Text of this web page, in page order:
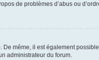
de problèmes d’abus ou
même, il est également
administrateur du forum.